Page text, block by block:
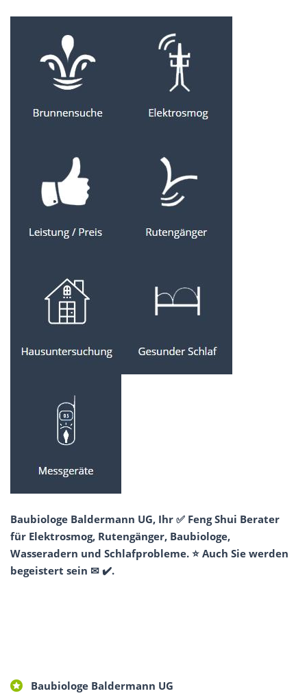
Baubiologe Baldermann UG, Ihr ✅ Feng Shui Berater
für Elektrosmog, Rutengänger, Baubiologe,
Wasseradern und Schlafprobleme. ⭐ Auch Sie werden
begeistert sein ✉ ✔️.
Baubiologe Baldermann UG